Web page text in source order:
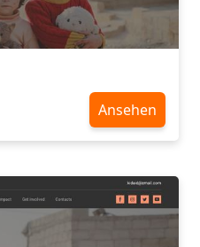
Ansehen